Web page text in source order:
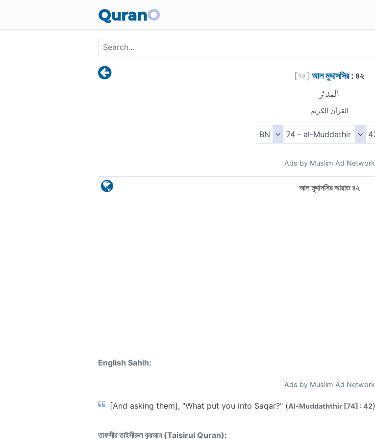
QuranO
[৭৪] আল মুদ্দাসসির: ৪২
المدثر
القرآن الكريم
Ads by Muslim Ad Network
আল মুদ্দাসসির আয়াত ৪২
English Sahih:
Ads by Muslim Ad Network
[And asking them], "What put you into Saqar?" (Al-Muddaththir [74] : 42)
তাফসীর তাইসীরুল কুরআন (Taisirul Quran):